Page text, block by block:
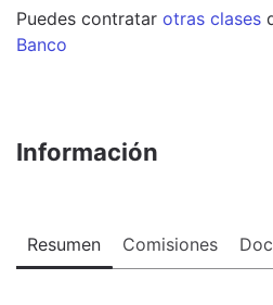
Puedes contratar otras clases
Banco
Información
Resumen Comisiones